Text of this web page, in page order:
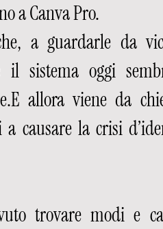
a Canva Pro.
a guardarle da
sistema oggi
allora viene da
causare la crisi
trovare modi e